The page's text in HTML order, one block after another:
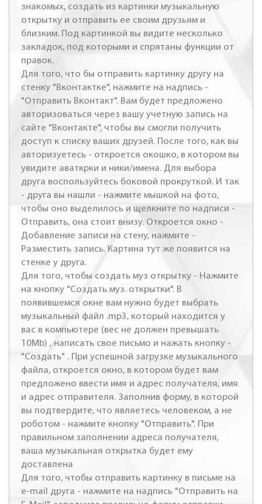
знакомых, создать из картинки музыкальную
открытку и отправить ее своим друзьям и
близким. Под картинкой вы видите несколько
закладок, под которыми и спрятаны функции от
правок.
Для того, что бы отправить картинку другу на
стенку "Вконтактке", нажмите на надпись -
"Отправить Вконтакт". Вам будет предложено
авторизоваться через вашу учетную запись на
сайте "Вконтакте", чтобы вы смогли получить
доступ к списку ваших друзей. После того, как вы
авторизуетесь - откроется окошко, в котором вы
увидите аваткрки и ники/имена. Для выбора
друга воспользуйтесь боковой прокруткой. И так
- друга вы нашли - нажмите мышкой на фото,
чтобы оно выделилось и щелкните по надписи -
Отправить, она стоит внизу. Откроется окно -
Добавление записи на стену, нажмите -
Разместить запись. Картина тут же появится на
стенке у друга.
Для того, чтобы создать муз открытку - Нажмите
на кнопку "Создать муз. открытки". В
появившемся окне вам нужно будет выбрать
музыкальный файл .mp3, который находится у
вас в компьютере (вес не должен превышать
10Mb) , написать свое письмо и нажать кнопку -
"Создать" . При успешной загрузке музыкального
файла, откроется окно, в котором будет вам
предложено ввести имя и адрес получателя, имя
и адрес отправителя. Заполнив форму, в которой
вы подтвердите, что являетесь человеком, а не
роботом - нажмите кнопку "Отправить". При
правильном заполнении адреса получателя,
ваша музыкальная открытка будет ему
доставлена
Для того, чтобы отправить картинку в письме на
e-mail друга - нажмите на надпись "Отправить на